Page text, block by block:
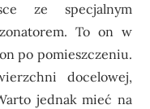
ze specjalnym
To on w
po pomieszczeniu.
docelowej,
jednak mieć na